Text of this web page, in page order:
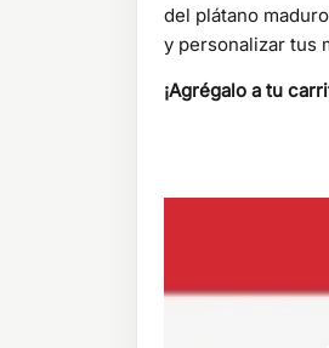
del plátano
y personalizar tus
¡Agrégalo a tu